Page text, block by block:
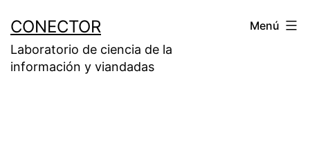
contenido
CONECTOR
Laboratorio de ciencia de la
información y viandadas
Menú